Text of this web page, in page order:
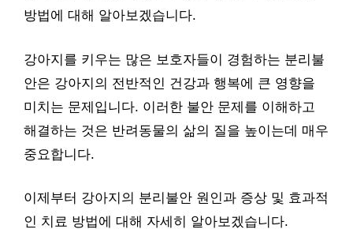
방법에 대해 알아보겠습니다.
강아지를 키우는 많은 보호자들이 경험하는 분리불
안은 강아지의 전반적인 건강과 행복에 큰 영향을
미치는 문제입니다. 이러한 불안 문제를 이해하고
해결하는 것은 반려동물의 삶의 질을 높이는데 매우
중요합니다.
이제부터 강아지의 분리불안 원인과 증상 및 효과적
인 치료 방법에 대해 자세히 알아보겠습니다.